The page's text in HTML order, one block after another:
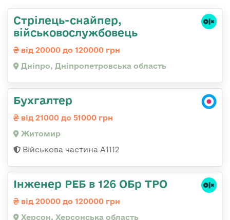
Стрілець-снайпер,
військовослужбовець
від 20000 до 120000 грн
Дніпро, Дніпропетровська область
Бухгалтер
від 21000 до 51000 грн
Житомир
Військова частина А1112
Інженер РЕБ в 126 ОБр ТРО
від 20000 до 120000 грн
Херсон, Херсонська область